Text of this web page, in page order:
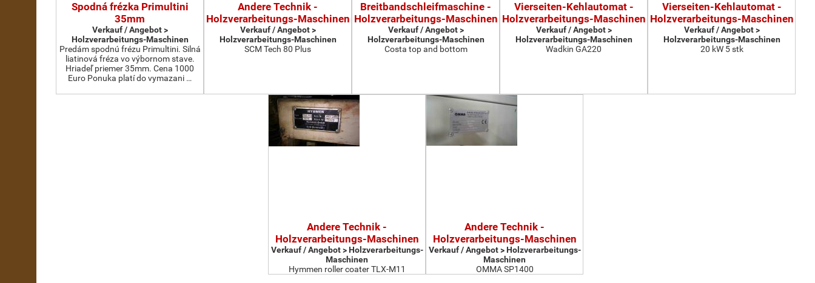
Spodná frézka Primultini
35mm
Verkauf / Angebot >
Holzverarbeitungs-Maschinen
Predám spodnú frézu Primultini. Silná
liatinová fréza vo výbornom stave.
Hriadeľ priemer 35mm. Cena 1000
Euro Ponuka platí do vymazani …
Andere Technik -
Holzverarbeitungs-Maschinen
Verkauf / Angebot >
Holzverarbeitungs-Maschinen
SCM Tech 80 Plus
Breitbandschleifmaschine -
Holzverarbeitungs-Maschinen
Verkauf / Angebot >
Holzverarbeitungs-Maschinen
Costa top and bottom
Vierseiten-Kehlautomat -
Holzverarbeitungs-Maschinen
Verkauf / Angebot >
Holzverarbeitungs-Maschinen
Wadkin GA220
Vierseiten-Kehlautomat -
Holzverarbeitungs-Maschinen
Verkauf / Angebot >
Holzverarbeitungs-Maschinen
20 kW 5 stk
Andere Technik -
Holzverarbeitungs-Maschinen
Verkauf / Angebot > Holzverarbeitungs-
Maschinen
Hymmen roller coater TLX-M11
Andere Technik -
Holzverarbeitungs-Maschinen
Verkauf / Angebot > Holzverarbeitungs-
Maschinen
OMMA SP1400